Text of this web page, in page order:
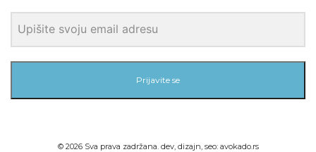
Prijavite se
© 2026Sva prava zadržana. dev, dizajn, seo: avokado.rs